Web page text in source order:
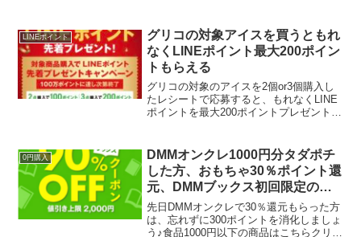
ソンアプリに届いた方限定クーポンキリ
ンスプリン...
LINEポイント
グリコの対象アイスを買うともれ
なくLINEポイント最大200ポイン
トもらえる
グリコの対象のアイスを2個or3個購入し
たレシートで応募すると、もれなくLINE
ポイントを最大200ポイントプレゼント！
象商品はこちら・パピコ 大人のシリ...
0円購入
DMMオンクレ1000円分タダポチ
した方、おもちゃ30％ポイント還
元、DMMブックス初回限定の
90％オフクーポンで2300円分の
電子コミック タダ読みできる！
先日DMMオンクレで30％還元もらった方
は、忘れずに300ポイントを消化しましょ
う♪食品1000円以下の商品はこちらクリス